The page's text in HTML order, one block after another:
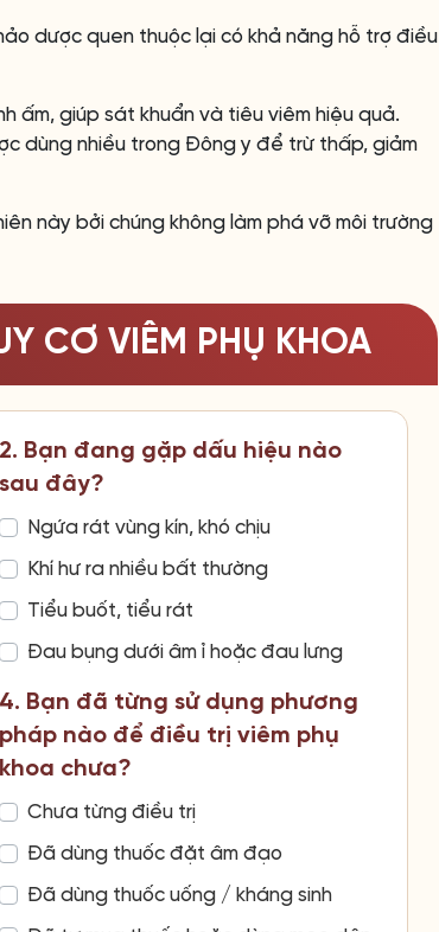
dược quen thuộc lại có khả năng hỗ trợ điều
ấm, giúp sát khuẩn và tiêu viêm hiệu quả.
dùng nhiều trong Đông y để trừ thấp, giảm
này bởi chúng không làm phá vỡ môi trường
CƠ VIÊM PHỤ KHOA
2. Bạn đang gặp dấu hiệu nào
sau đây?
Ngứa rát vùng kín, khó chịu
Khí hư ra nhiều bất thường
Tiểu buốt, tiểu rát
Đau bụng dưới âm ỉ hoặc đau lưng
4. Bạn đã từng sử dụng phương
pháp nào để điều trị viêm phụ
khoa chưa?
Chưa từng điều trị
Đã dùng thuốc đặt âm đạo
Đã dùng thuốc uống / kháng sinh